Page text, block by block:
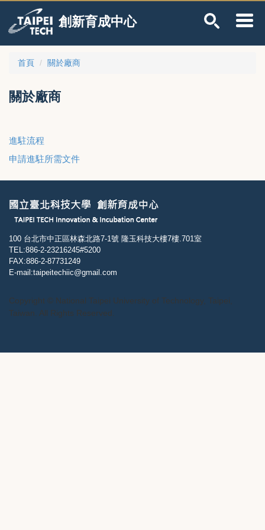
主
要
創新育成中心
首頁 關於廠商
關於廠商
進駐流程
申請進駐所需文件
100 台北市中正區林森北路7-1號 隆玉科技大樓7樓.701室
TEL:886-2-23216245#5200
FAX:886-2-87731249
E-mail:taipeitechiic@gmail.com
Copyright © National Taipei University of Technology, Taipei,
Taiwan. All Rights Reserved.